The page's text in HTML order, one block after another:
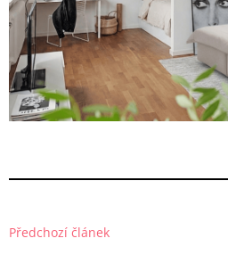
Předchozí článek